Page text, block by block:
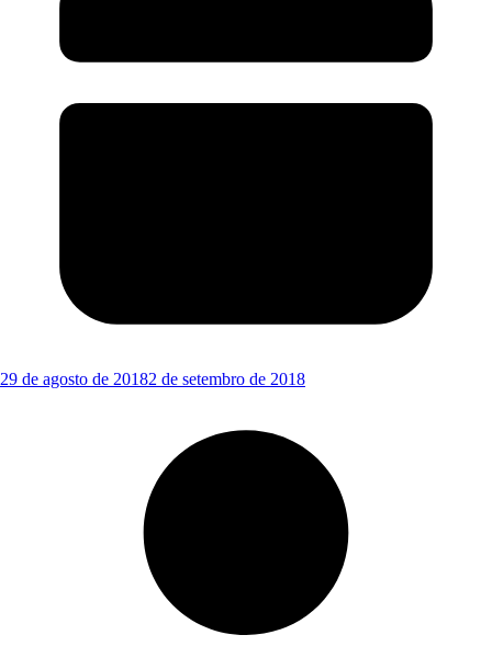
29 de agosto de 20182 de setembro de 2018